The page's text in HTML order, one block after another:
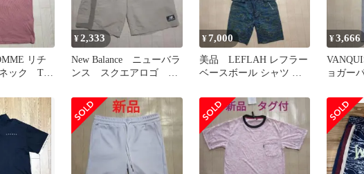
リチ
ック Tシ
¥2,333
New Balance ニューバラ
ンス スクエアロゴ ハ
ツ
¥7,000
美品 LEFLAH レフラー
ベースボール シャツ セ
モ
¥3,666
ョガー